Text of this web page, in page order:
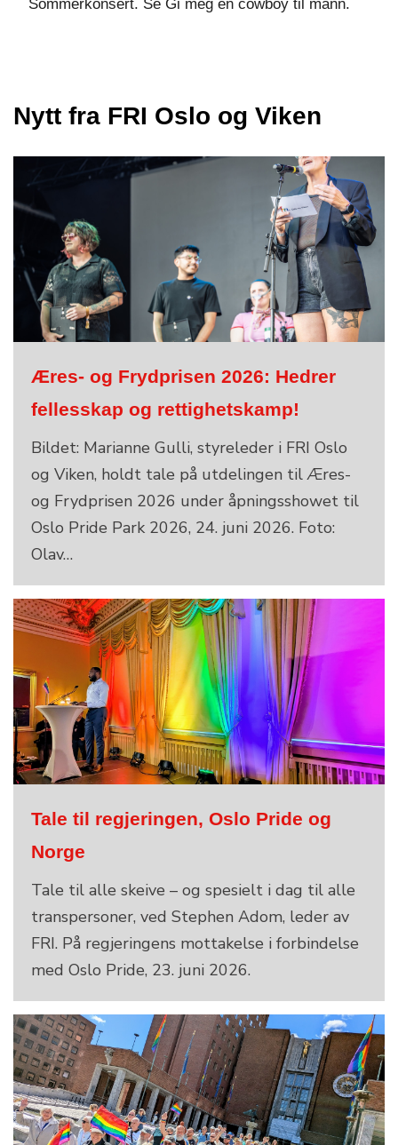
Sommerkonsert. Se Gi meg en cowboy til mann.
Nytt fra FRI Oslo og Viken
Æres- og Frydprisen 2026: Hedrer
fellesskap og rettighetskamp!
Bildet: Marianne Gulli, styreleder i FRI Oslo
og Viken, holdt tale på utdelingen til Æres-
og Frydprisen 2026 under åpningsshowet til
Oslo Pride Park 2026, 24. juni 2026. Foto:
Olav…
Tale til regjeringen, Oslo Pride og
Norge
Tale til alle skeive – og spesielt i dag til alle
transpersoner, ved Stephen Adom, leder av
FRI. På regjeringens mottakelse i forbindelse
med Oslo Pride, 23. juni 2026.